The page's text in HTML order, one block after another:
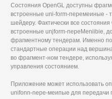
Состояния OpenGL доступны
встроенные uni-form-перемеиные -
шейдеру. Фактически все
встроенные unjform-nepeMeniibie,
фрагментному тендерам. Именно
стандартные операции над
во фрагмент-ном тендере,
управления состоянием.
Приложение может использовать
unifonn-nepe-меипые для передачи